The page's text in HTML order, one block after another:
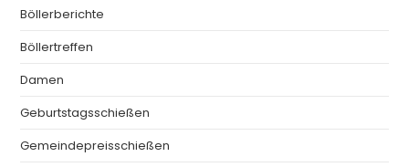
Böllerberichte
Böllertreffen
Damen
Geburtstagsschießen
Gemeindepreisschießen